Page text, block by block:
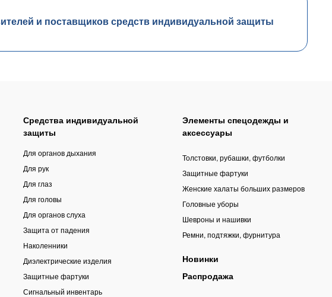
и поставщиков средств индивидуальной защиты
Средства индивидуальной
защиты
Для органов дыхания
Для рук
Для глаз
Для головы
Для органов слуха
Защита от падения
Наколенники
Диэлектрические изделия
Защитные фартуки
Сигнальный инвентарь
Элементы спецодежды и
аксессуары
Толстовки, рубашки, футболки
Защитные фартуки
Женские халаты больших размеров
Головные уборы
Шевроны и нашивки
Ремни, подтяжки, фурнитура
Новинки
Распродажа